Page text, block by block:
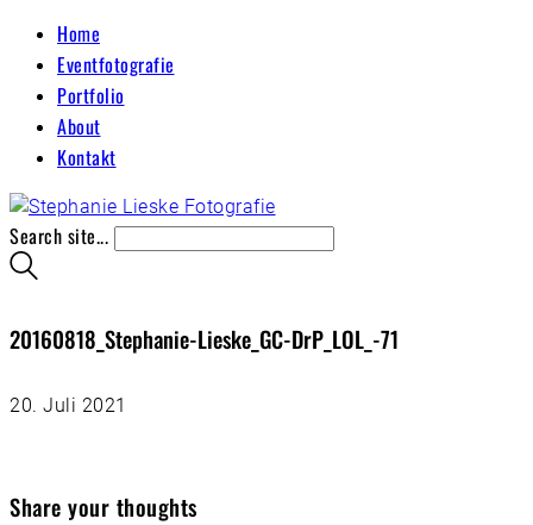
Home
Eventfotografie
Portfolio
About
Kontakt
Search site...
20160818_Stephanie-Lieske_GC-DrP_LOL_-71
20. Juli 2021
Share your thoughts